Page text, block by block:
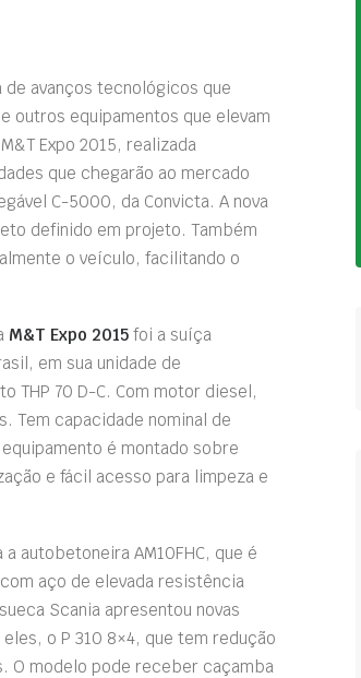
avanços tecnológicos que
outros equipamentos que elevam
Expo 2015, realizada
que chegarão ao mercado
C-5000, da Convicta. A nova
definido em projeto. Também
o veículo, facilitando o
M&T Expo 2015 foi a suíça
em sua unidade de
THP 70 D-C. Com motor diesel,
Tem capacidade nominal de
é montado sobre
e fácil acesso para limpeza e
autobetoneira AM10FHC, que é
aço de elevada resistência
Scania apresentou novas
o P 310 8×4, que tem redução
O modelo pode receber caçamba